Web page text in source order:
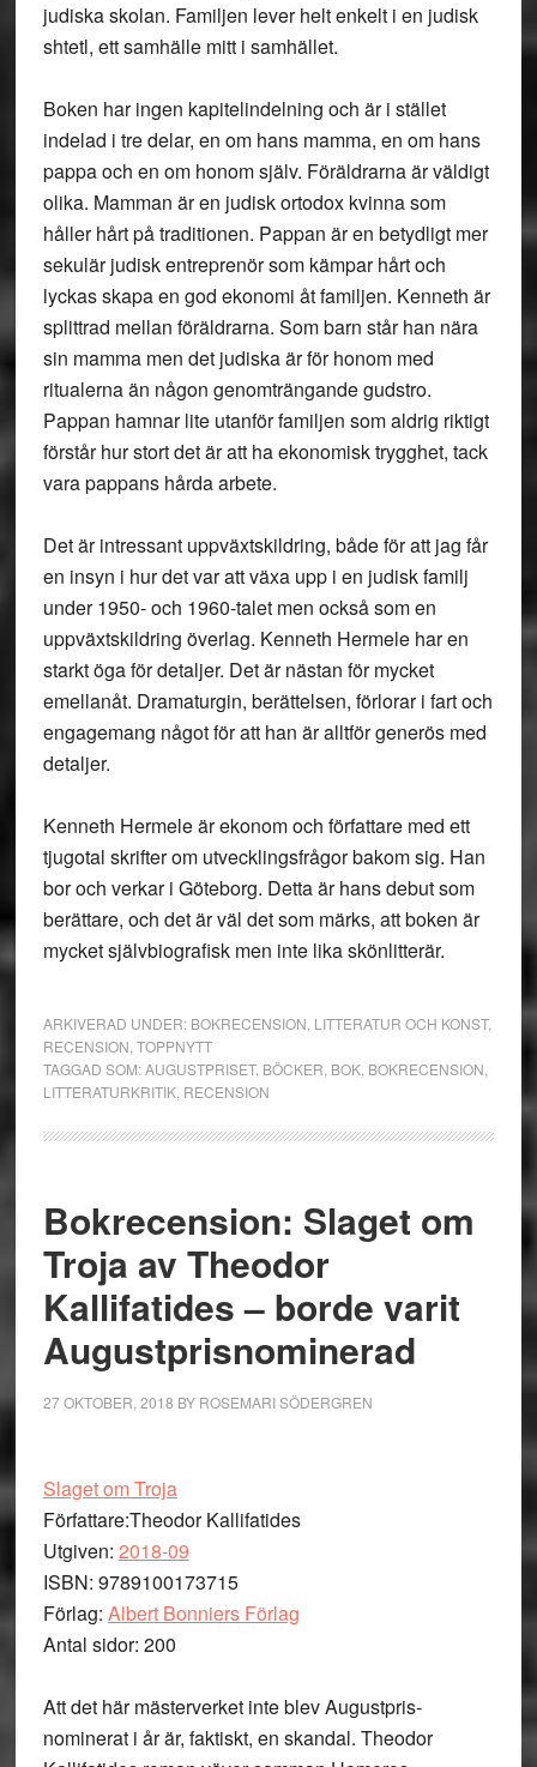
judiska skolan. Familjen lever helt enkelt i en judisk
shtetl, ett samhälle mitt i samhället.
Boken har ingen kapitelindelning och är i stället
indelad i tre delar, en om hans mamma, en om hans
pappa och en om honom själv. Föräldrarna är väldigt
olika. Mamman är en judisk ortodox kvinna som
håller hårt på traditionen. Pappan är en betydligt mer
sekulär judisk entreprenör som kämpar hårt och
lyckas skapa en god ekonomi åt familjen. Kenneth är
splittrad mellan föräldrarna. Som barn står han nära
sin mamma men det judiska är för honom med
ritualerna än någon genomträngande gudstro.
Pappan hamnar lite utanför familjen som aldrig riktigt
förstår hur stort det är att ha ekonomisk trygghet, tack
vara pappans hårda arbete.
Det är intressant uppväxtskildring, både för att jag får
en insyn i hur det var att växa upp i en judisk familj
under 1950- och 1960-talet men också som en
uppväxtskildring överlag. Kenneth Hermele har en
starkt öga för detaljer. Det är nästan för mycket
emellanåt. Dramaturgin, berättelsen, förlorar i fart och
engagemang något för att han är alltför generös med
detaljer.
Kenneth Hermele är ekonom och författare med ett
tjugotal skrifter om utvecklingsfrågor bakom sig. Han
bor och verkar i Göteborg. Detta är hans debut som
berättare, och det är väl det som märks, att boken är
mycket självbiografisk men inte lika skönlitterär.
ARKIVERAD UNDER: BOKRECENSION LITTERATUR OCH KONST,
RECENSION TOPPNYTT
TAGGAD SOM:AUGUSTPRISET, BÖCKER BOK, BOKRECENSION
LITTERATURKRITIK, RECENSION
Bokrecension: Slaget om
Troja av Theodor
Kallifatides – borde varit
Augustprisnominerad
27 OKTOBER, 2018 BY ROSEMARI SÖDERGREN
Slaget om Troja
Författare:Theodor Kallifatides
Utgiven: 2018-09
ISBN: 9789100173715
Förlag: Albert Bonniers Förlag
Antal sidor: 200
Att det här mästerverket inte blev Augustpris-
nominerat i år är, faktiskt, en skandal. Theodor